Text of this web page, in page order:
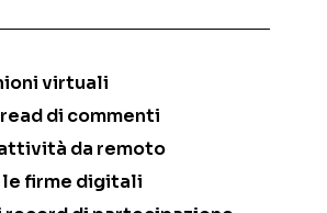
virtuali
di commenti
da remoto
firme digitali